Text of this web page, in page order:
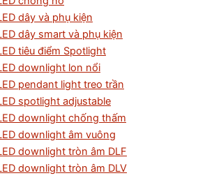
dây và phụ kiện
dây smart và phụ kiện
tiêu điểm Spotlight
downlight lon nổi
pendant light treo trần
spotlight adjustable
downlight chống thấm
downlight âm vuông
downlight tròn âm DLF
downlight tròn âm DLV